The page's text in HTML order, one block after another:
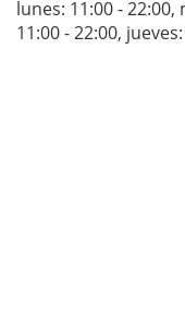
lunes: 11:00 - 22:00,
11:00 - 22:00,